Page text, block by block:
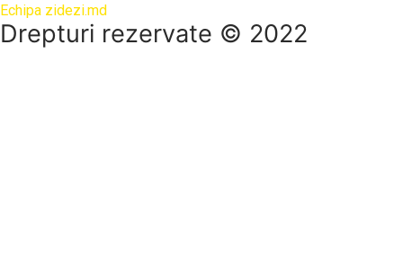
Echipa zidezi.md
Drepturi rezervate © 2022